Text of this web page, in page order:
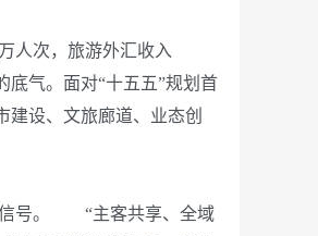
人次，旅游外汇收入
底气。面对“十五五”规划首
建设、文旅廊道、业态创
信号。 “主客共享、全域